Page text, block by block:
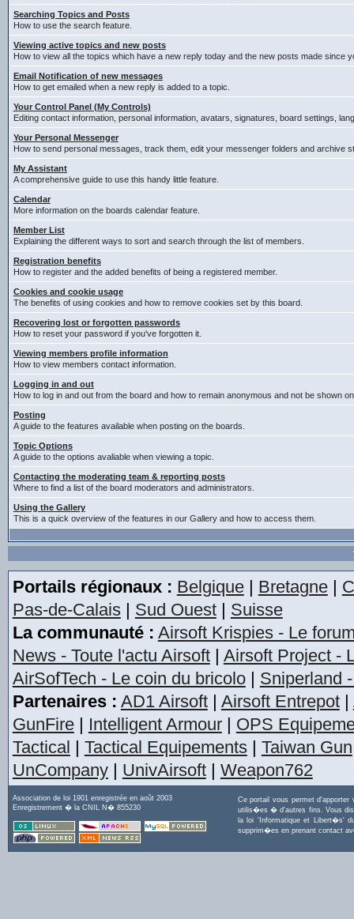
Searching Topics and Posts
How to use the search feature.
Viewing active topics and new posts
How to view all the topics which have a new reply today and the new posts made since
Email Notification of new messages
How to get emailed when a new reply is added to a topic.
Your Control Panel (My Controls)
Editing contact information, personal information, avatars, signatures, board settings,
Your Personal Messenger
How to send personal messages, track them, edit your messenger folders and archive
My Assistant
A comprehensive guide to use this handy little feature.
Calendar
More information on the boards calendar feature.
Member List
Explaining the different ways to sort and search through the list of members.
Registration benefits
How to register and the added benefits of being a registered member.
Cookies and cookie usage
The benefits of using cookies and how to remove cookies set by this board.
Recovering lost or forgotten passwords
How to reset your password if you've forgotten it.
Viewing members profile information
How to view members contact information.
Logging in and out
How to log in and out from the board and how to remain anonymous and not be shown
Posting
A guide to the features available when posting on the boards.
Topic Options
A guide to the options avaliable when viewing a topic.
Contacting the moderating team & reporting posts
Where to find a list of the board moderators and administrators.
Using the Gallery
This is a quick overview of the features in our Gallery and how to access them.
Portails régionaux : Belgique| Bretagne|
Pas-de-Calais| Sud Ouest| Suisse
La communauté : Airsoft Krispies - Le
News - Toute l'actu Airsoft| Airsoft Project -
AirSofTech - Le coin du bricolo| Sniperland
Partenaires : AD1 Airsoft| Airsoft Entrepot|
GunFire| Intelligent Armour| OPS
Tactical | Tactical Equipements| Taiwan Gun
UnCompany| UnivAirsoft| Weapon762
Association de loi 1901 enregistrée en août 2003
Enregistrement � la CNIL N� 855230
Ce portail vous permet
utilis�es � d'autres fins. Vous
la loi 'Informatique et Libert�s'
supprim�es en prenant contact